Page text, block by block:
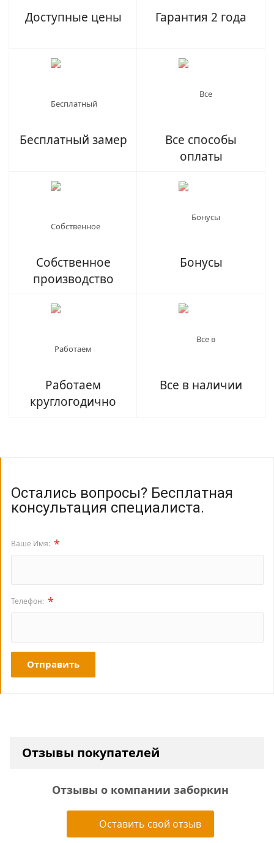
Доступные цены Гарантия 2 года
Бесплатный замер
Все способы
оплаты
Собственное
производство
Бонусы
Работаем
круглогодично
Все в наличии
Остались вопросы? Бесплатная
консультация специалиста.
Ваше Имя: *
Телефон: *
Отправить
Отзывы покупателей
Отзывы о компании заборкин
Оставить свой отзыв